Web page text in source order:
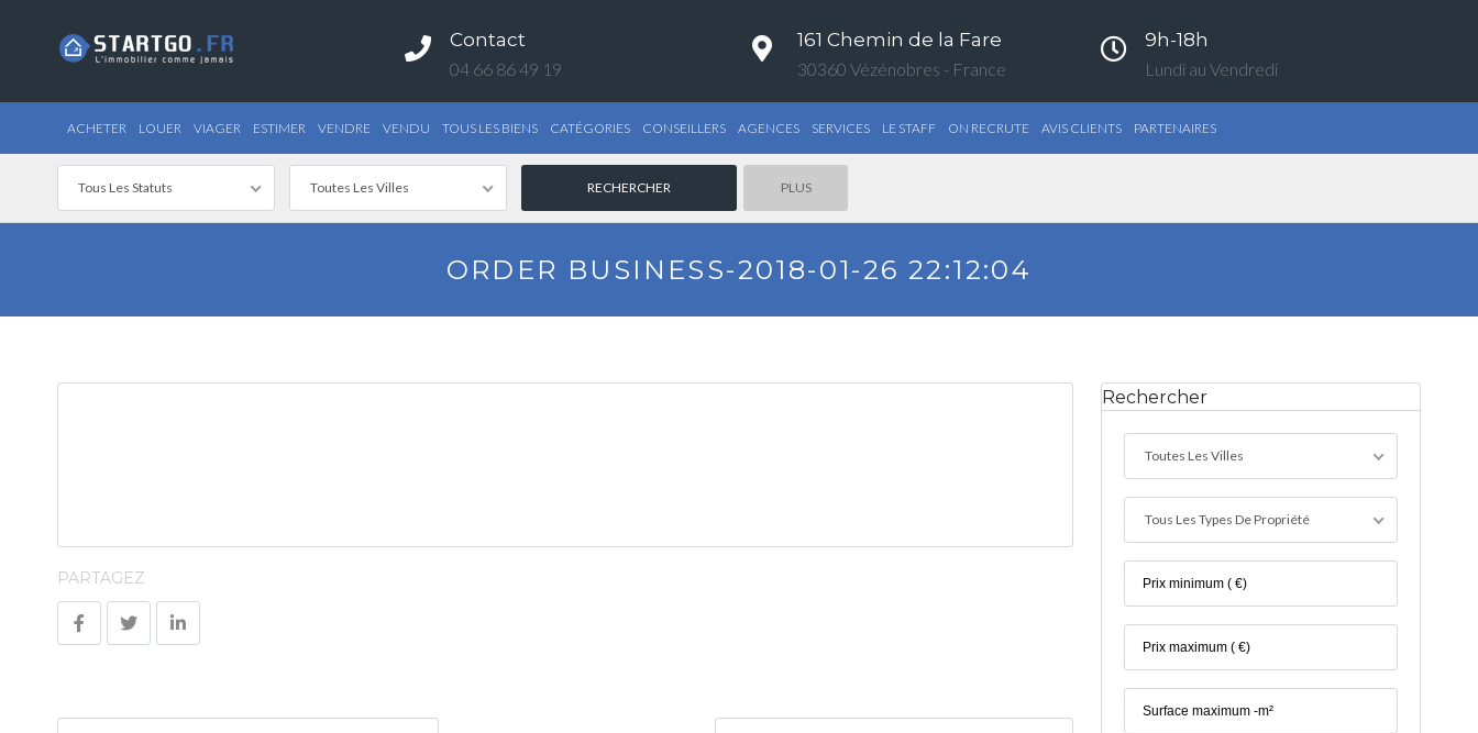
Connexion
Contact
04 66 86 49 19
161 Chemin de la Fare
30360 Vézénobres - France
9h-18h
Lundi au Vendredi
ACHETER LOUER VIAGER ESTIMER VENDRE VENDU TOUS LES BIENS CATÉGORIES CONSEILLERS AGENCES SERVICES LE STAFF ON RECRUTE AVIS CLIENTS PARTENAIRES
Tous Les Statuts Toutes Les Villes PLUS
ORDER BUSINESS-2018-01-26 22:12:04
PARTAGEZ
Rechercher
Toutes Les Villes
Tous Les Types De Propriété